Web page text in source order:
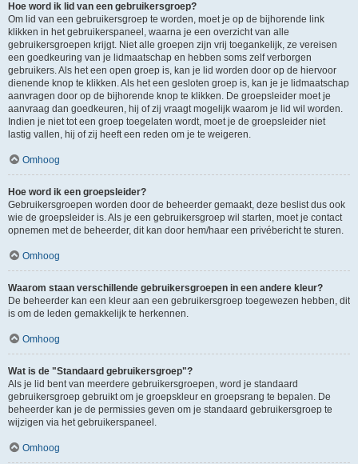
Hoe word ik lid van een gebruikersgroep?
Om lid van een gebruikersgroep te worden, moet je op de bijhorende link
klikken in het gebruikerspaneel, waarna je een overzicht van alle
gebruikersgroepen krijgt. Niet alle groepen zijn vrij toegankelijk, ze vereisen
een goedkeuring van je lidmaatschap en hebben soms zelf verborgen
gebruikers. Als het een open groep is, kan je lid worden door op de hiervoor
dienende knop te klikken. Als het een gesloten groep is, kan je je lidmaatschap
aanvragen door op de bijhorende knop te klikken. De groepsleider moet je
aanvraag dan goedkeuren, hij of zij vraagt mogelijk waarom je lid wil worden.
Indien je niet tot een groep toegelaten wordt, moet je de groepsleider niet
lastig vallen, hij of zij heeft een reden om je te weigeren.
Omhoog
Hoe word ik een groepsleider?
Gebruikersgroepen worden door de beheerder gemaakt, deze beslist dus ook
wie de groepsleider is. Als je een gebruikersgroep wil starten, moet je contact
opnemen met de beheerder, dit kan door hem/haar een privébericht te sturen.
Omhoog
Waarom staan verschillende gebruikersgroepen in een andere kleur?
De beheerder kan een kleur aan een gebruikersgroep toegewezen hebben, dit
is om de leden gemakkelijk te herkennen.
Omhoog
Wat is de "Standaard gebruikersgroep"?
Als je lid bent van meerdere gebruikersgroepen, word je standaard
gebruikersgroep gebruikt om je groepskleur en groepsrang te bepalen. De
beheerder kan je de permissies geven om je standaard gebruikersgroep te
wijzigen via het gebruikerspaneel.
Omhoog